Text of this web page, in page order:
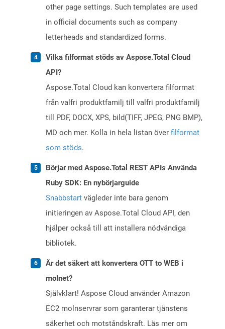
other page settings. Such templates are used
in official documents such as company
letterheads and standardized forms.
Vilka filformat stöds av Aspose.Total Cloud
API?
Aspose.Total Cloud kan konvertera filformat
från valfri produktfamilj till valfri produktfamilj
till PDF, DOCX, XPS, bild(TIFF, JPEG, PNG BMP),
MD och mer. Kolla in hela listan över filformat
som stöds.
Börjar med Aspose.Total REST APIs Använda
Ruby SDK: En nybörjarguide
Snabbstart vägleder inte bara genom
initieringen av Aspose.Total Cloud API, den
hjälper också till att installera nödvändiga
bibliotek.
Är det säkert att konvertera OTT to WEB i
molnet?
Självklart! Aspose Cloud använder Amazon
EC2 molnservrar som garanterar tjänstens
säkerhet och motståndskraft. Läs mer om